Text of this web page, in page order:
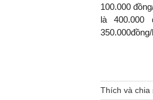
100.000
là
Thích và chia